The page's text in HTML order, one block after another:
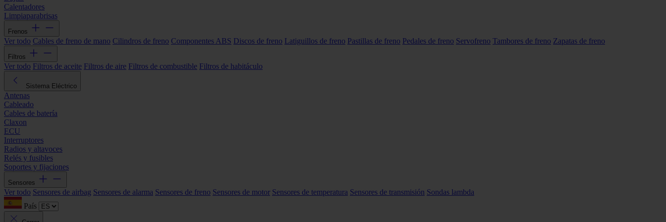
Calentadores
Limpiaparabrisas
Frenos
Ver todo Cables de freno de mano Cilindros de freno Componentes ABS Discos de freno Latiguillos de freno Pastillas de freno Pedales de freno Servofreno Tambores de freno Zapatas de freno
Filtros
Ver todo Filtros de aceite Filtros de aire Filtros de combustible Filtros de habitáculo
Sistema Eléctrico
Antenas
Cableado
Cables de batería
Claxon
ECU
Interruptores
Radios y altavoces
Relés y fusibles
Soportes y fijaciones
Sensores
Ver todo Sensores de airbag Sensores de alarma Sensores de freno Sensores de motor Sensores de temperatura Sensores de transmisión Sondas lambda
País